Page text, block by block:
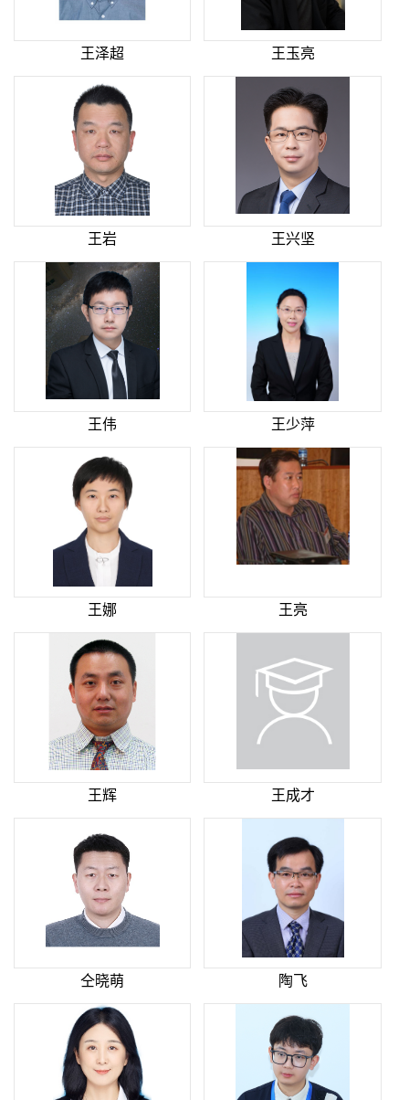
王泽超 王玉亮
王岩 王兴坚
王伟 王少萍
王娜 王亮
王辉 王成才
仝晓萌 陶飞